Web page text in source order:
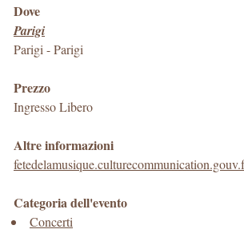
Dove
Parigi
Parigi -Parigi
Prezzo
Ingresso Libero
Altre informazioni
Categoria dell'evento
Concerti